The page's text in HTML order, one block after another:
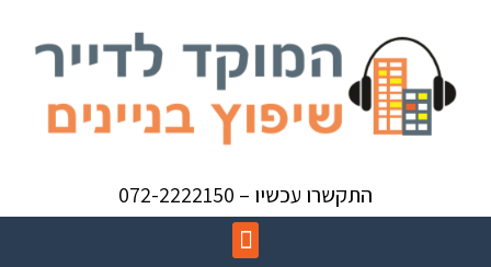
התקשרו עכשיו – 072-2222150